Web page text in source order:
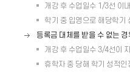
개강 후 수업일수 1/3선 이
학기 중 입영으로 해당학기
등록금 대체를 받을 수 없는 경
개강 후 수업일수 3/4선이
휴학자 중 당해 학기 성적인